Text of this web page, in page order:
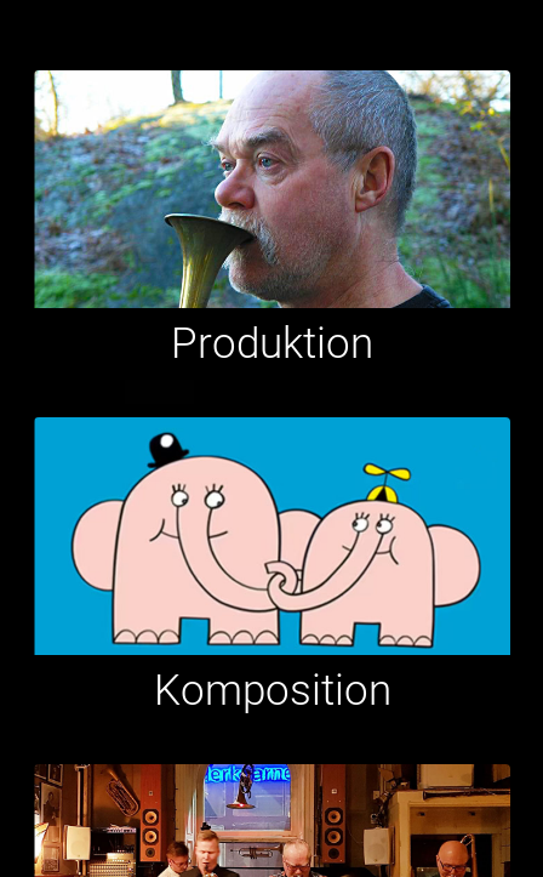
Produktion
Komposition